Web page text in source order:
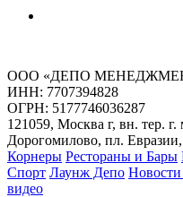
ООО «ДЕПО
ИНН: 7707394828
ОГРН: 5177746036287
121059, Москва г, вн. тер.
Дорогомилово, пл.
Корнеры Рестораны и Бары
Спорт Лаунж Депо
видео